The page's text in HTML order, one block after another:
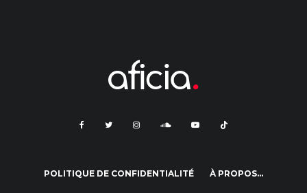
POLITIQUE DE CONFIDENTIALITÉ À PROPOS…